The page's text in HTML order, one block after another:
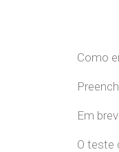
Como
Em
O teste